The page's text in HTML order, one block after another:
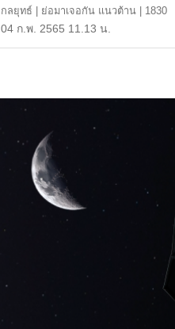
กลยุทธ์ | ย่อมาเจอกัน แนวต้าน | 1830
หรือ 28,500 บาท แน […]
04 ก.พ. 2565 11.13 น.